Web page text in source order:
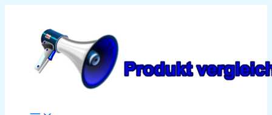
springen